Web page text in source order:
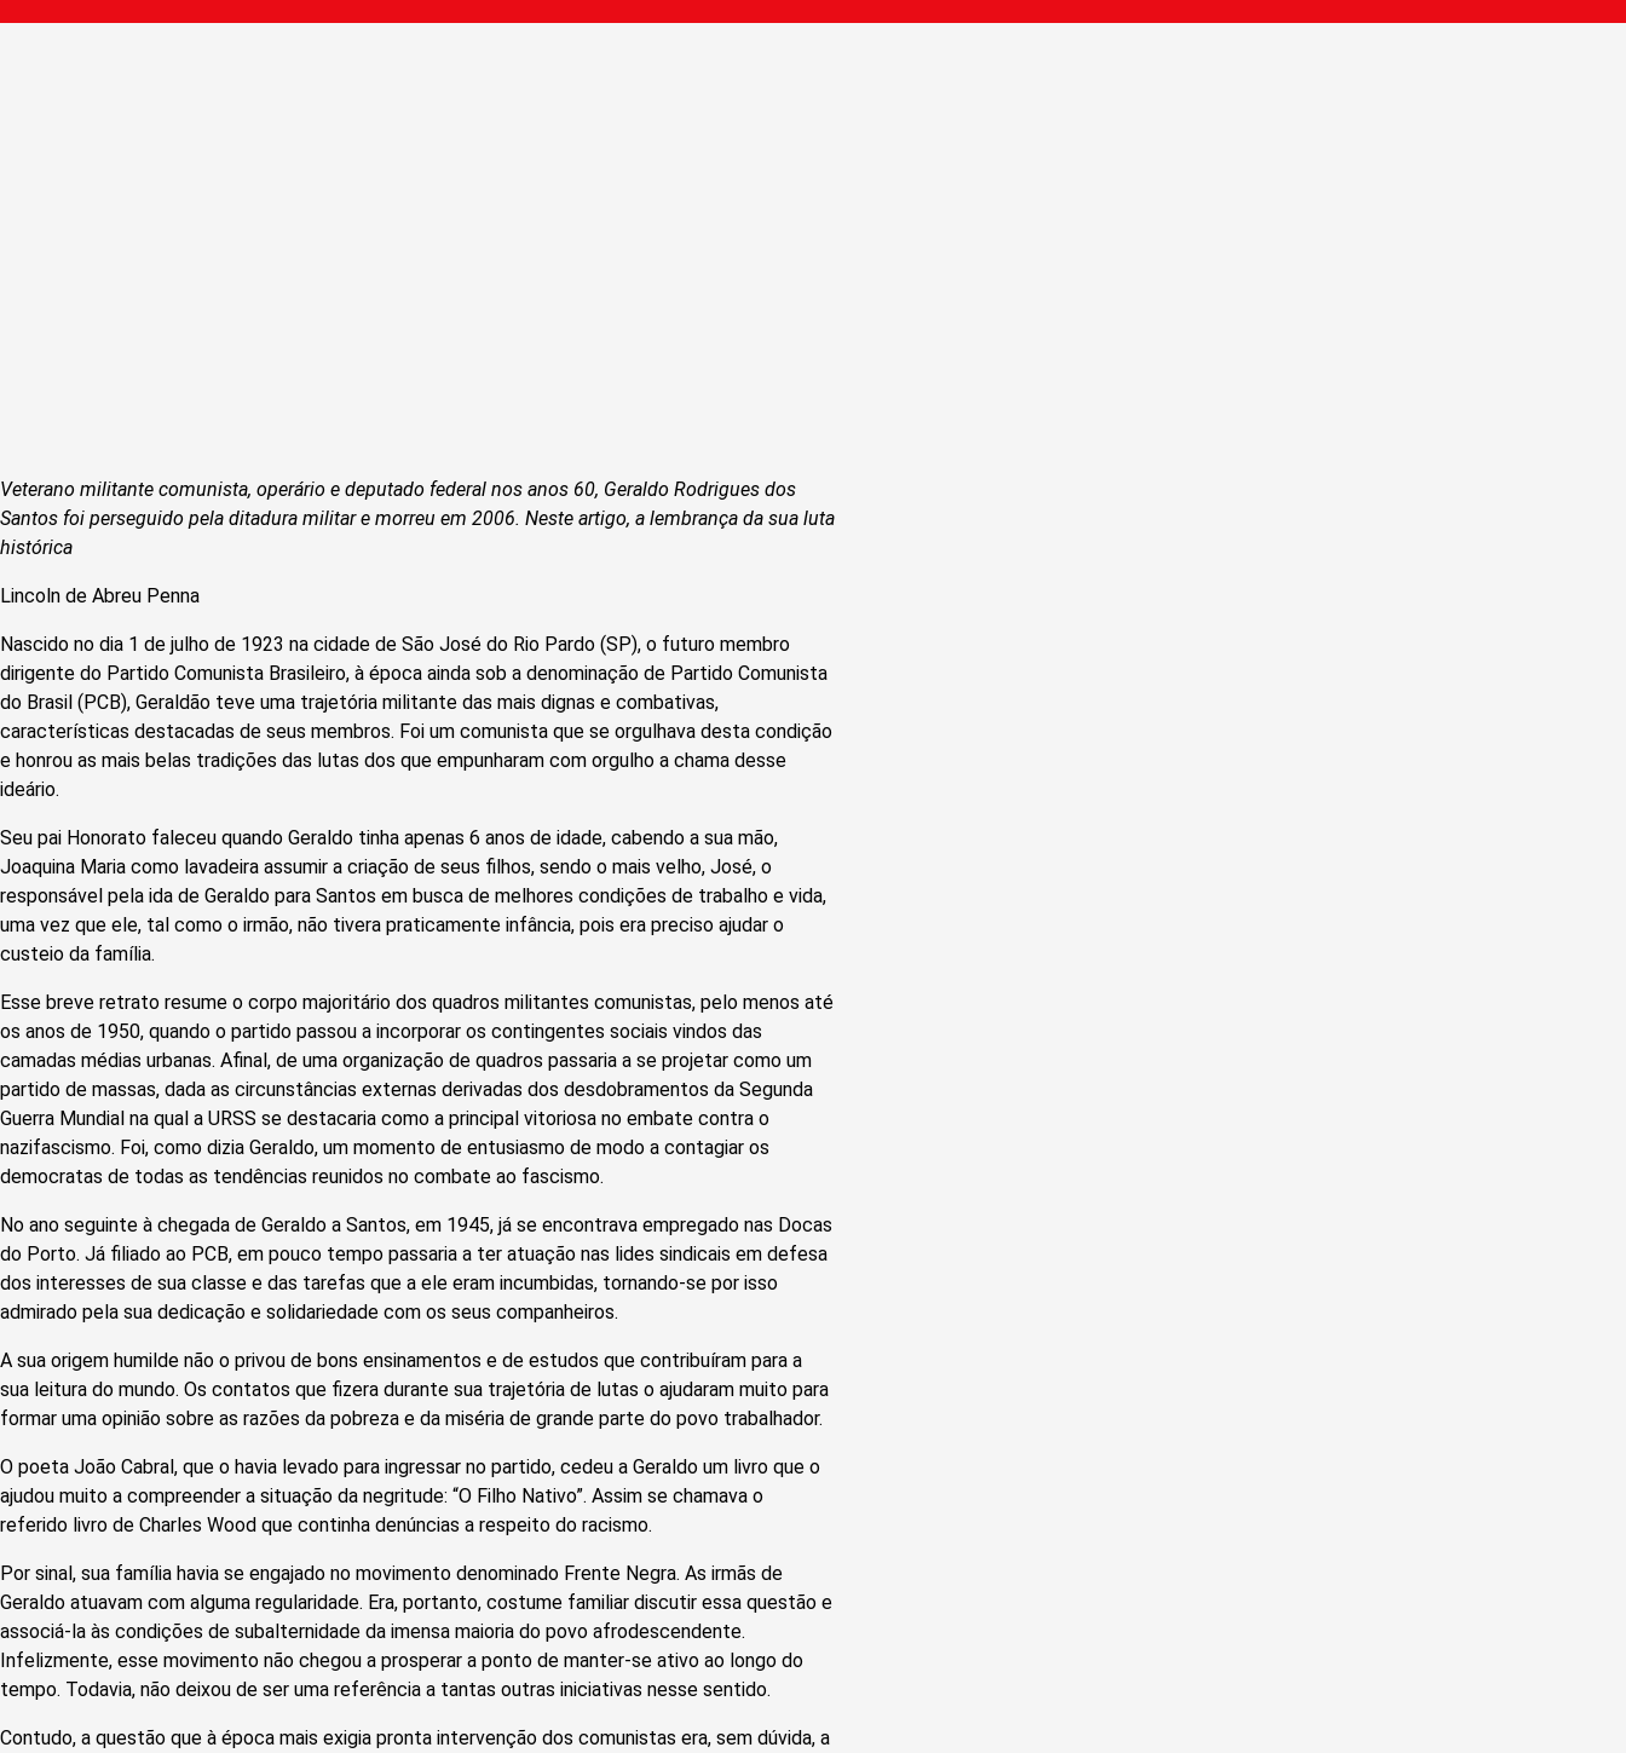
Veterano militante comunista, operário e deputado federal nos anos 60, Geraldo Rodrigues dos
Santos foi perseguido pela ditadura militar e morreu em 2006. Neste artigo, a lembrança da sua luta
histórica
Lincoln de Abreu Penna
Nascido no dia 1 de julho de 1923 na cidade de São José do Rio Pardo (SP), o futuro membro
dirigente do Partido Comunista Brasileiro, à época ainda sob a denominação de Partido Comunista
do Brasil (PCB), Geraldão teve uma trajetória militante das mais dignas e combativas,
características destacadas de seus membros. Foi um comunista que se orgulhava desta condição
e honrou as mais belas tradições das lutas dos que empunharam com orgulho a chama desse
ideário.
Seu pai Honorato faleceu quando Geraldo tinha apenas 6 anos de idade, cabendo a sua mão,
Joaquina Maria como lavadeira assumir a criação de seus filhos, sendo o mais velho, José, o
responsável pela ida de Geraldo para Santos em busca de melhores condições de trabalho e vida,
uma vez que ele, tal como o irmão, não tivera praticamente infância, pois era preciso ajudar o
custeio da família.
Esse breve retrato resume o corpo majoritário dos quadros militantes comunistas, pelo menos até
os anos de 1950, quando o partido passou a incorporar os contingentes sociais vindos das
camadas médias urbanas. Afinal, de uma organização de quadros passaria a se projetar como um
partido de massas, dada as circunstâncias externas derivadas dos desdobramentos da Segunda
Guerra Mundial na qual a URSS se destacaria como a principal vitoriosa no embate contra o
nazifascismo. Foi, como dizia Geraldo, um momento de entusiasmo de modo a contagiar os
democratas de todas as tendências reunidos no combate ao fascismo.
No ano seguinte à chegada de Geraldo a Santos, em 1945, já se encontrava empregado nas Docas
do Porto. Já filiado ao PCB, em pouco tempo passaria a ter atuação nas lides sindicais em defesa
dos interesses de sua classe e das tarefas que a ele eram incumbidas, tornando-se por isso
admirado pela sua dedicação e solidariedade com os seus companheiros.
A sua origem humilde não o privou de bons ensinamentos e de estudos que contribuíram para a
sua leitura do mundo. Os contatos que fizera durante sua trajetória de lutas o ajudaram muito para
formar uma opinião sobre as razões da pobreza e da miséria de grande parte do povo trabalhador.
O poeta João Cabral, que o havia levado para ingressar no partido, cedeu a Geraldo um livro que o
ajudou muito a compreender a situação da negritude: “O Filho Nativo”. Assim se chamava o
referido livro de Charles Wood que continha denúncias a respeito do racismo.
Por sinal, sua família havia se engajado no movimento denominado Frente Negra. As irmãs de
Geraldo atuavam com alguma regularidade. Era, portanto, costume familiar discutir essa questão e
associá-la às condições de subalternidade da imensa maioria do povo afrodescendente.
Infelizmente, esse movimento não chegou a prosperar a ponto de manter-se ativo ao longo do
tempo. Todavia, não deixou de ser uma referência a tantas outras iniciativas nesse sentido.
Contudo, a questão que à época mais exigia pronta intervenção dos comunistas era, sem dúvida, a